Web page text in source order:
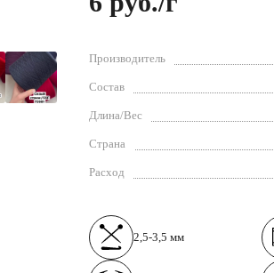
Производитель
Состав
Длина/Вес
Страна
Расход
2,5-3,5 мм